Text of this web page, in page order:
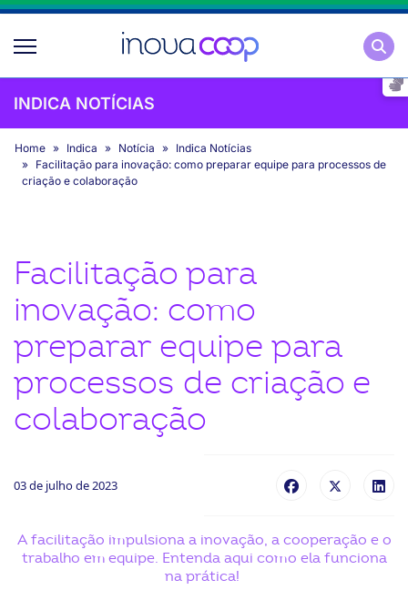
INDICA NOTÍCIAS
Home Indica Notícia
Indica Notícias
Facilitação para inovação: como preparar equipe para processos de
criação e colaboração
Facilitação para
inovação: como
preparar equipe para
processos de criação e
colaboração
03 de julho de 2023
A facilitação impulsiona a inovação, a cooperação e o
trabalho em equipe. Entenda aqui como ela funciona
na prática!